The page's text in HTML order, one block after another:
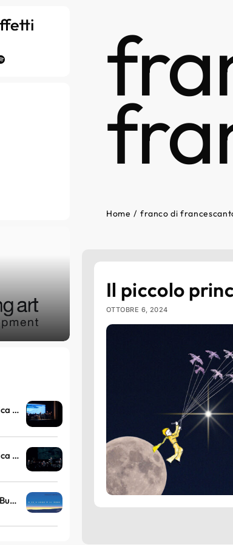
Buffetti and La Fabbrica del Nulla arrive at the Brillante Theatre in March
Buffetti and La Fabbrica del Nulla will be taking to the stage at the Teatro dell’Antella with ‘E se l’onda è il mare’
‘E se l’onda è il mare’, Buffetti and La Fabbrica del Nulla return with sound, philosophy and vibration
Home franco di
Il piccolo
OTTOBRE 6, 2024